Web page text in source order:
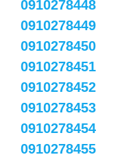
0910278448
0910278449
0910278450
0910278451
0910278452
0910278453
0910278454
0910278455